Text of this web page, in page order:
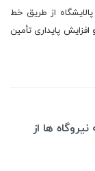
از طریق خط
پایداری تأمین
نیروگاه ها از